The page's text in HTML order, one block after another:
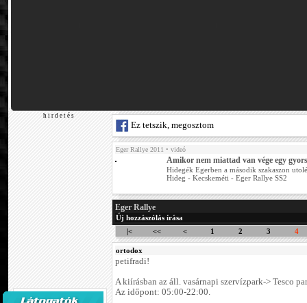
h i r d e t é s
Ez tetszik, megosztom
Eger Rallye 2011 • videó
Amikor nem miattad van vége egy
Hidegék Egerben a második szakaszon
Hideg - Kecskeméti - Eger Rallye SS2
Eger Rallye
Új hozzászólás írása
|<
<< < 1 2 3 4
ortodox
petifradi!
A kiírásban az áll. vasárnapi szervízpark-> Tesco
Az időpont: 05:00-22:00.